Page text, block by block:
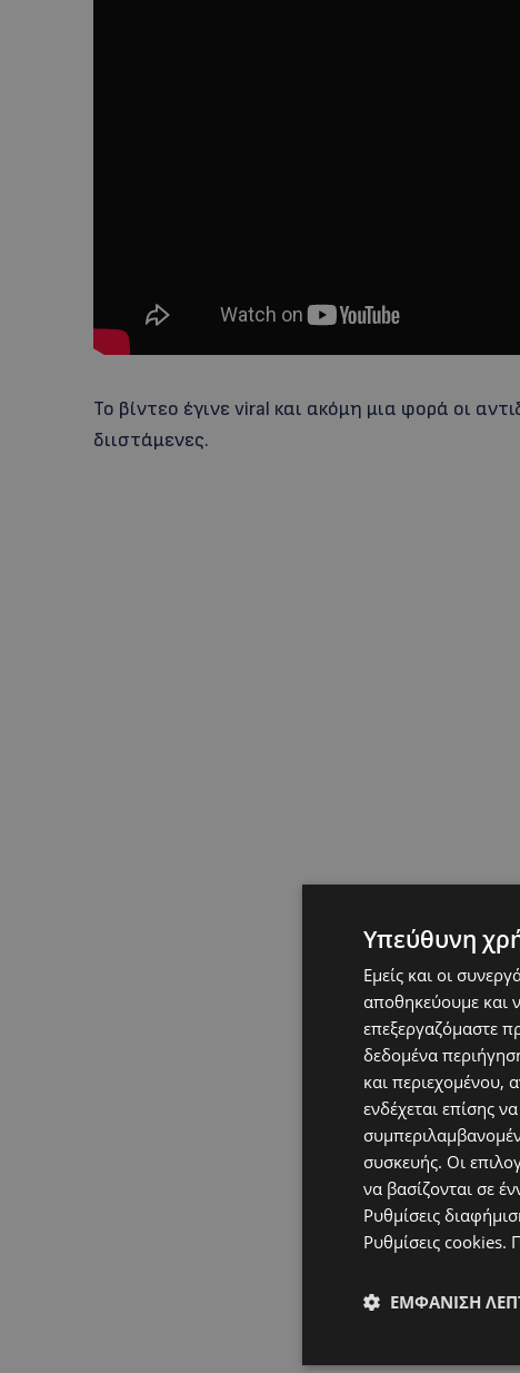
Το βίντεο έγινε viral και ακόμη μια φορά οι
διιστάμενες.
Υπεύθυνη
Εμείς και οι
αποθηκεύουμε και
επεξεργαζόμαστε
δεδομένα
και περιεχομένου,
ενδέχεται επίσης
συσκευής. Οι
να βασίζονται σε
Ρυθμίσεις
Ρυθμίσεις cookies.
ΕΜΦΆΝΙΣΗ